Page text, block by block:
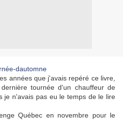
années que j'avais repéré ce livre,
tournée d'un chauffeur de
je n'avais pas eu le temps de le lire
Québec en novembre pour le